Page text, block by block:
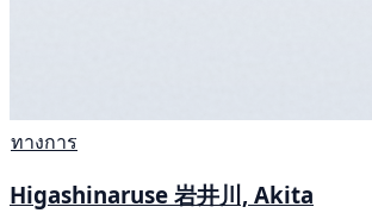
ทางการ
Higashinaruse 岩井川, Akita